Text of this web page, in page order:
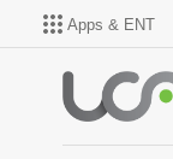
Apps & ENT